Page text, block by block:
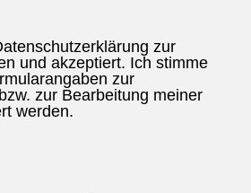
zur
und akzeptiert. Ich stimme
zur
zur Bearbeitung meiner
werden.